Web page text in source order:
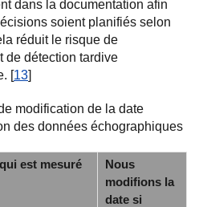
dans la documentation afin
soient planifiés selon
réduit le risque de
de détection tardive
[13]
modification de la date
des données échographiques
est mesuré
Nous
modifions la
date si